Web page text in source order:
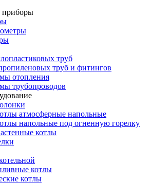
приборы
труб
труб и фитингов
отопления
трубопроводов
атмосферные напольные
напольные под огненную горелку
котлы
котлы
котлы